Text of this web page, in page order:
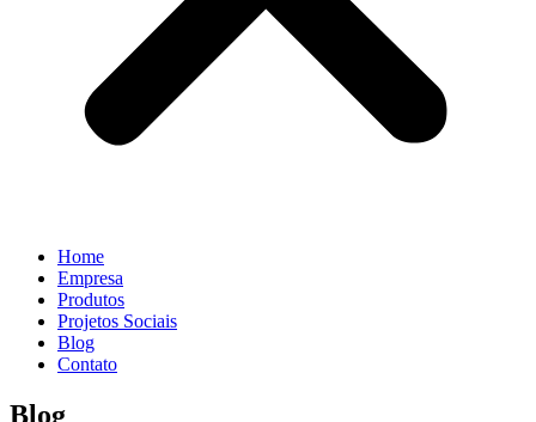
Home
Empresa
Produtos
Projetos Sociais
Blog
Contato
Blog